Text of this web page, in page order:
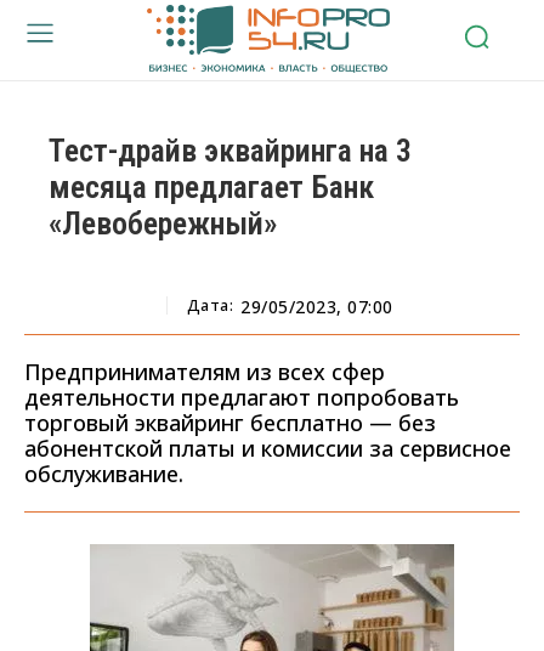
Тест-драйв эквайринга на 3
месяца предлагает Банк
«Левобережный»
Дата: 29/05/2023, 07:00
Предпринимателям из всех сфер
деятельности предлагают попробовать
торговый эквайринг бесплатно — без
абонентской платы и комиссии за сервисное
обслуживание.